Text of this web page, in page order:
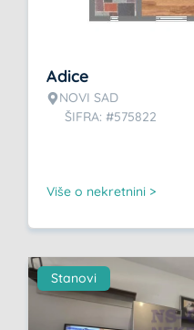
Adice
NOVI SAD
ŠIFRA: #575822
Više o nekretnini >
Stanovi